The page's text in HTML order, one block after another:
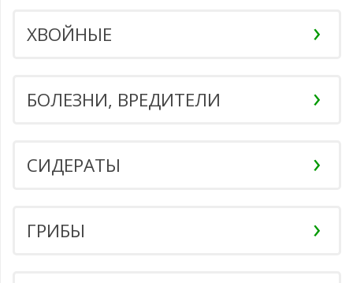
ХВОЙНЫЕ
БОЛЕЗНИ, ВРЕДИТЕЛИ
СИДЕРАТЫ
ГРИБЫ